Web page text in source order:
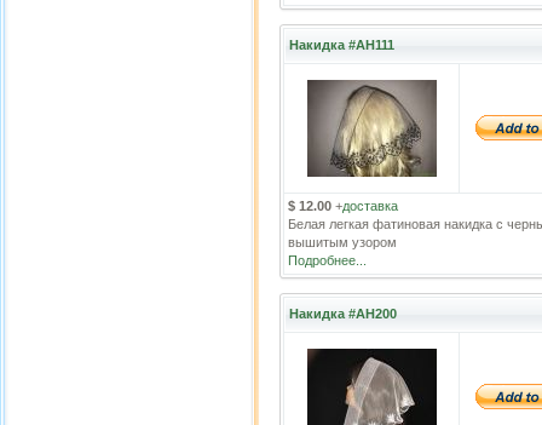
Накидка #АН111
$ 12.00 +доставка
Белая легкая фатиновая накидка с
вышитым узором
Подробнее...
Накидка #АН200